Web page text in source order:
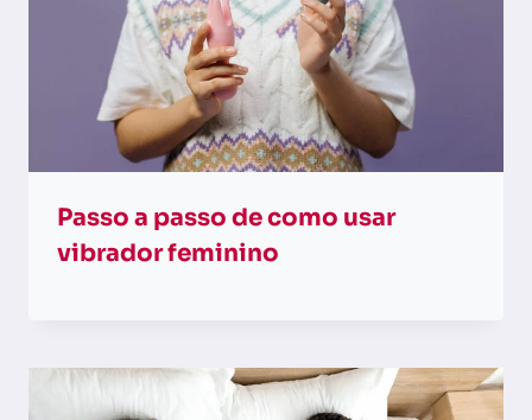
Passo a passo de como usar
vibrador feminino